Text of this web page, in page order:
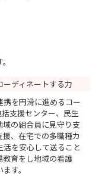
ディネートする力
を円滑に進めるコー
支援センター、民生
の組合員に見守り支
、在宅での多職種カ
活を安心して送ること
育をし地域の看護
す。